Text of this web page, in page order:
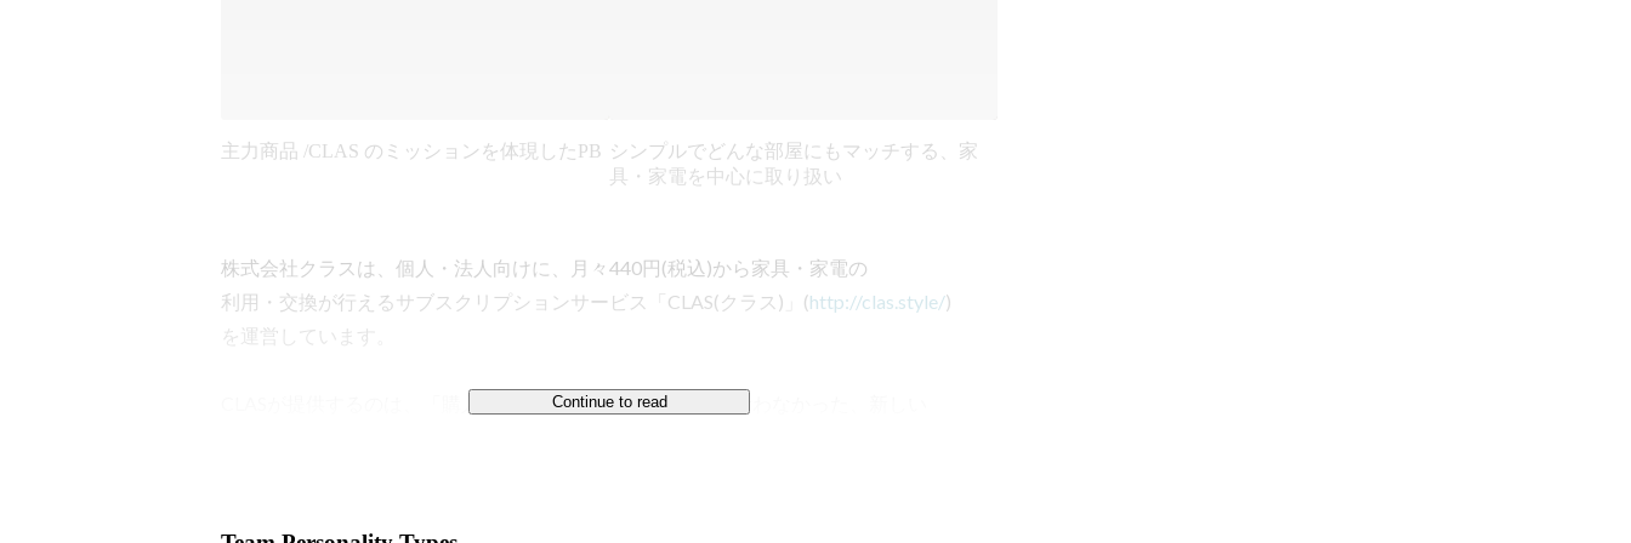
主力商品 /CLAS のミッションを体現したPB シンプルでどんな部屋にもマッチする、家
具・家電を中心に取り扱い
株式会社クラスは、個人・法人向けに、月々440円(税込)から家具・家電の
利用・交換が行えるサブスクリプションサービス「CLAS(クラス)」(http://clas.style/)
を運営しています。
CLASが提供するのは、「購入」というこれまでの方法では叶わなかった、新しい
Continue to read